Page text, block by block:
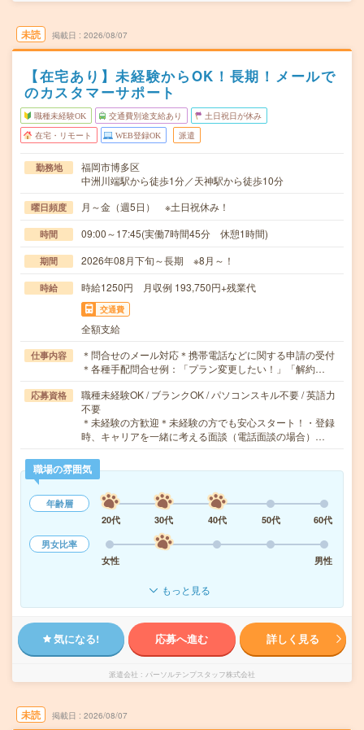
未読 掲載日 2026/08/07
【在宅あり】未経験からOK！長期！メールで
のカスタマーサポート
職種未経験OK 交通費別途支給あり 土日祝日が休み
在宅・リモート WEB登録OK 派遣
勤務地
福岡市博多区
中洲川端駅から徒歩1分／天神駅から徒歩10分
曜日頻度 月～金（週5日） ※土日祝休み！
時間 09:00～17:45(実働7時間45分 休憩1時間)
期間 2026年08月下旬～長期 ※8月～！
時給 時給1250円 月収例 193,750円+残業代
交通費
全額支給
仕事内容
＊問合せのメール対応＊携帯電話などに関する申請の受付
＊各種手配問合せ例：「プラン変更したい！」「解約…
応募資格
職種未経験OK / ブランクOK / パソコンスキル不要 / 英語力
不要
＊未経験の方歓迎＊未経験の方でも安心スタート！・登録
時、キャリアを一緒に考える面談（電話面談の場合）…
職場の雰囲気
年齢層
20代
30代 40代 50代
60代
男女比率
女性
男性
もっと見る
気になる! 応募へ進む 詳しく見る
派遣会社 パーソルテンプスタッフ株式会社
未読 掲載日 2026/08/07